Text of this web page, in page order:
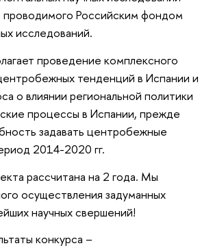
Российским фондом
исследований.
проведение комплексного
тенденций в Испании и
о влиянии региональной политики
процессы в Испании, прежде
задавать центробежные
2014-2020 гг.
рассчитана на 2 года. Мы
осуществления задуманных
научных свершений!
конкурса –